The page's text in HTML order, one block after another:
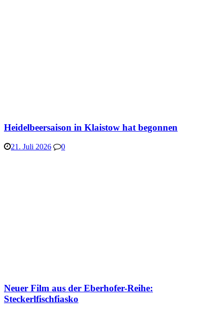
Heidelbeersaison in Klaistow hat begonnen
21. Juli 2026 0
Neuer Film aus der Eberhofer-Reihe:
Steckerlfischfiasko